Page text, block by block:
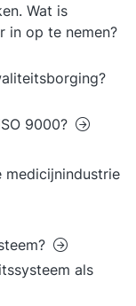
Wat is
in op te nemen?
9000?
medicijnindustrie
als